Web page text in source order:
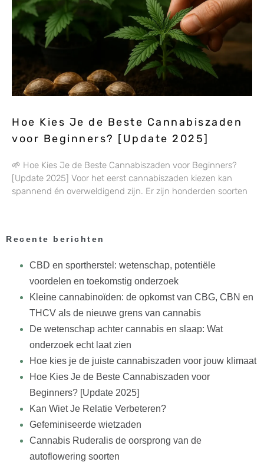
Hoe Kies Je de Beste Cannabiszaden
voor Beginners? [Update 2025]
🌱 Hoe Kies Je de Beste Cannabiszaden voor Beginners?
[Update 2025] Voor het eerst cannabiszaden kiezen kan
spannend én overweldigend zijn. Er zijn honderden soorten
Recente berichten
CBD en sportherstel: wetenschap, potentiële
voordelen en toekomstig onderzoek
Kleine cannabinoïden: de opkomst van CBG, CBN en
THCV als de nieuwe grens van cannabis
De wetenschap achter cannabis en slaap: Wat
onderzoek echt laat zien
Hoe kies je de juiste cannabiszaden voor jouw klimaat
Hoe Kies Je de Beste Cannabiszaden voor
Beginners? [Update 2025]
Kan Wiet Je Relatie Verbeteren?
Gefeminiseerde wietzaden
Cannabis Ruderalis de oorsprong van de
autoflowering soorten